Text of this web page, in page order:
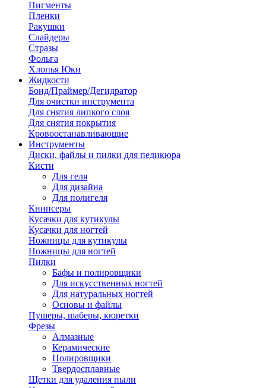
Пигменты
Пленки
Ракушки
Слайдеры
Стразы
Фольга
Хлопья Юки
Жидкости
Бонд/Праймер/Дегидратор
Для очистки инструмента
Для снятия липкого слоя
Для снятия покрытия
Кровоостанавливающие
Инструменты
Диски, файлы и пилки для педикюра
Кисти
Для геля
Для дизайна
Для полигеля
Книпсеры
Кусачки для кутикулы
Кусачки для ногтей
Ножницы для кутикулы
Ножницы для ногтей
Пилки
Бафы и полировщики
Для искусственных ногтей
Для натуральных ногтей
Основы и файлы
Пушеры, шаберы, кюретки
Фрезы
Алмазные
Керамические
Полировщики
Твердосплавные
Щетки для удаления пыли